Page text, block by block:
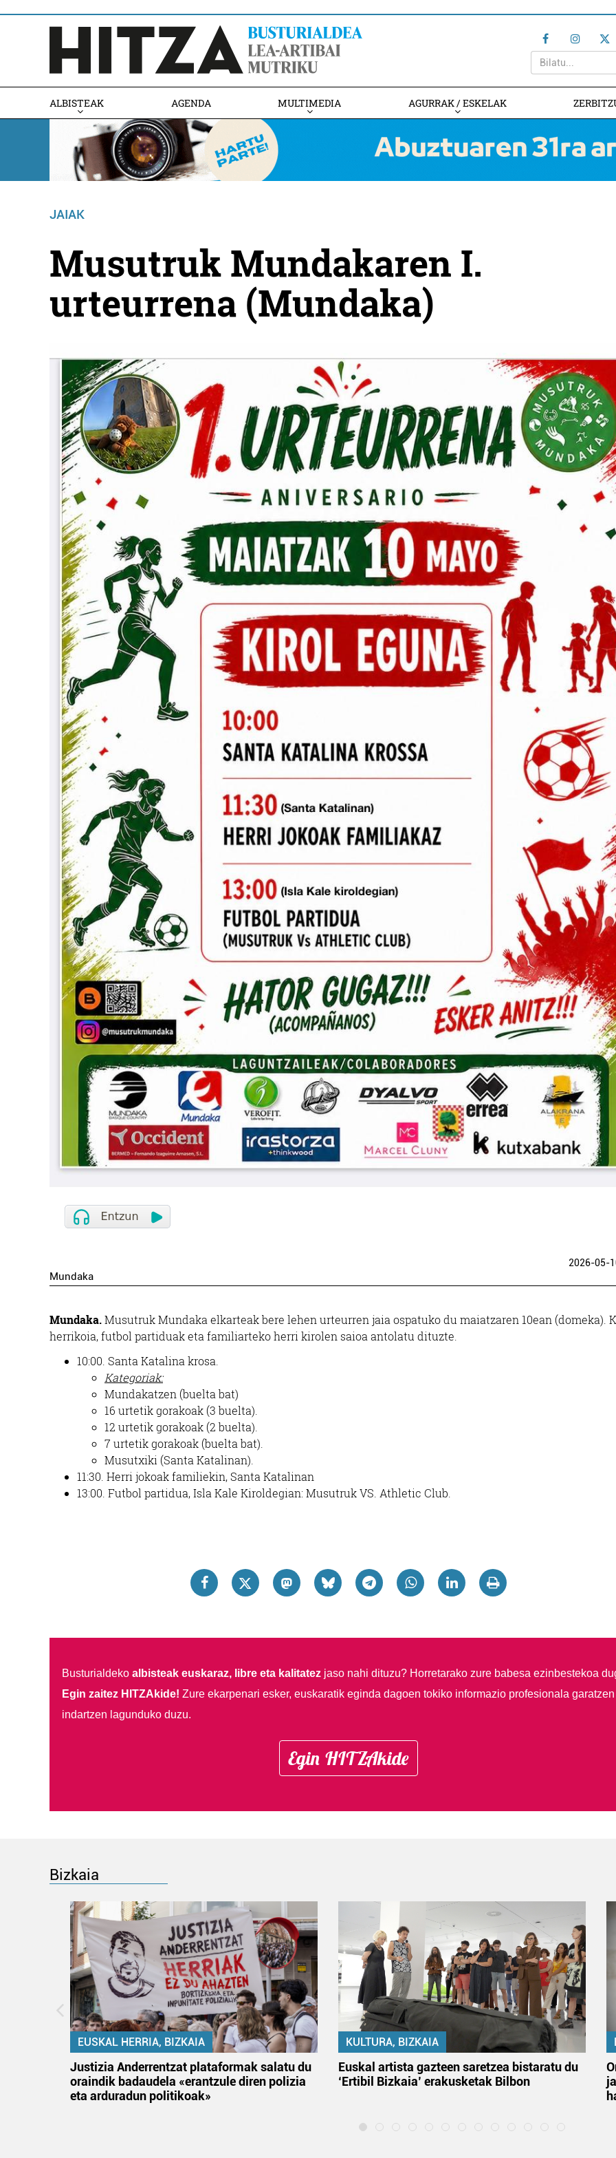
ALBISTEAK AGENDA MULTIMEDIA AGURRAK / ESKELAK
JAIAK
Musutruk Mundakaren I.
urteurrena (Mundaka)
Mundaka
2026-05-
Mundaka.Musutruk Mundaka elkarteak bere lehen urteurren jaia ospatuko du maiatzaren 10ean (domeka).
herrikoia, futbol partiduak eta familiarteko herri kirolen saioa antolatu dituzte.
10:00. Santa Katalina krosa.
Kategoriak:
Mundakatzen (buelta bat)
16 urtetik gorakoak (3 buelta).
12 urtetik gorakoak (2 buelta).
7 urtetik gorakoak (buelta bat).
Musutxiki (Santa Katalinan).
11:30. Herri jokoak familiekin, Santa Katalinan
13:00. Futbol partidua, Isla Kale Kiroldegian: Musutruk VS. Athletic Club.
Busturialdeko albisteak euskaraz, libre eta kalitatezjaso nahi dituzu? Horretarako zure babesa ezinbestekoa
Egin zaitez HITZAkide! Zure ekarpenari esker, euskaratik eginda dagoen tokiko informazio profesionala garatzen
indartzen lagunduko duzu.
Egin HITZAkide
Bizkaia
EUSKAL HERRIA, BIZKAIA
Justizia Anderrentzat plataformak salatu du
oraindik badaudela «erantzule diren polizia
eta arduradun politikoak»
KULTURA, BIZKAIA
Euskal artista gazteen saretzea bistaratu du
‘Ertibil Bizkaia’ erakusketak Bilbon